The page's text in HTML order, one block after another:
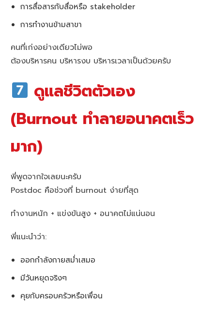
การสื่อสารกับสื่อหรือ stakeholder
การทำงานข้ามสาขา
คนที่เก่งอย่างเดียวไม่พอ
ต้องบริหารคน บริหารงบ บริหารเวลาเป็นด้วยครับ
ดูแลชีวิตตัวเอง
(Burnout ทำลายอนาคตเร็ว
มาก)
พี่พูดจากใจเลยนะครับ
Postdoc คือช่วงที่ burnout ง่ายที่สุด
ทำงานหนัก + แข่งขันสูง + อนาคตไม่แน่นอน
พี่แนะนำว่า:
ออกกำลังกายสม่ำเสมอ
มีวันหยุดจริงๆ
คุยกับครอบครัวหรือเพื่อน